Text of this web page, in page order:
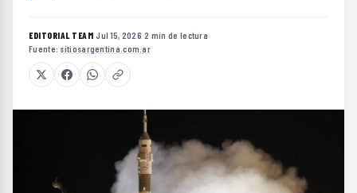
EDITORIAL TEAM·Jul 15, 2026·2 min de lectura·
Fuente: sitiosargentina.com.ar